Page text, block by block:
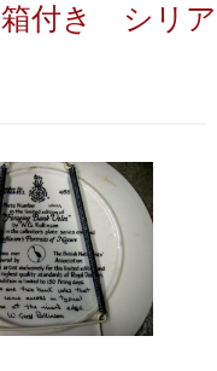
付き シリア